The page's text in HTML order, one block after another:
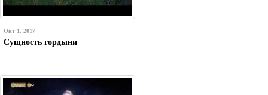
Окт 1, 2017
Сущность гордыни